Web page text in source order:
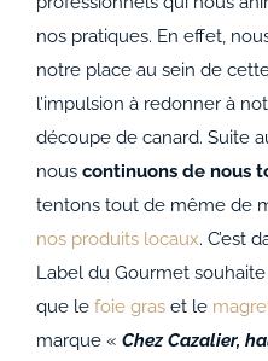
AVANTAGES
nos pratiques. En effet,
notre place au sein de
l’impulsion à redonner à
découpe de canard. Suite
nous continuons de nous
tentons tout de même de
nos produits locaux. C’est
Label du Gourmet
que le foie gras et le
marque « Chez Cazalier,